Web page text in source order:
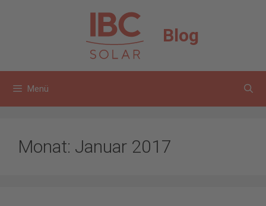
Blog
Menü
Monat: Januar 2017